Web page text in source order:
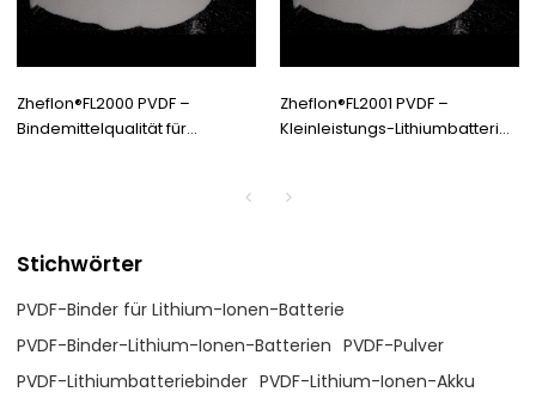
Zheflon®FL2000 PVDF –
Bindemittelqualität für
Zheflon®FL2001 PVDF –
Kleinleistungs-Lithiumbatterie
Stichwörter
PVDF-Binder für Lithium-Ionen-Batterie
PVDF-Binder-Lithium-Ionen-Batterien PVDF-Pulver
PVDF-Lithiumbatteriebinder PVDF-Lithium-Ionen-Akku